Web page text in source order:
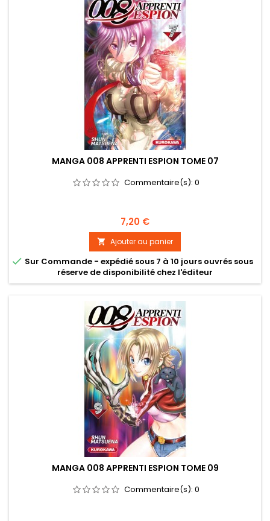
MANGA 008 APPRENTI ESPION TOME 07
Commentaire(s): 0
Prix
7,20 €
 Ajouter au panier
 Sur Commande - expédié sous 7 à 10 jours ouvrés sous
réserve de disponibilité chez l'éditeur
MANGA 008 APPRENTI ESPION TOME 09
Commentaire(s): 0